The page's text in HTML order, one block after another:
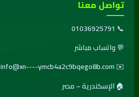
تواصل معنا
📞
01036925791
💬واتساب مباشر
✉️
info@xn----ymcb4a2c9bqego8b.com
🏠 الإسكندرية – مصر